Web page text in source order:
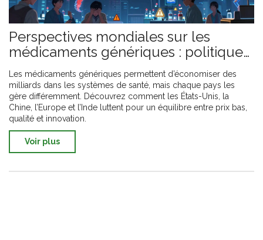
Perspectives mondiales sur les
médicaments génériques : politiques
et pratiques internationales
Les médicaments génériques permettent d’économiser des
milliards dans les systèmes de santé, mais chaque pays les
gère différemment. Découvrez comment les États-Unis, la
Chine, l’Europe et l’Inde luttent pour un équilibre entre prix bas,
qualité et innovation.
Voir plus